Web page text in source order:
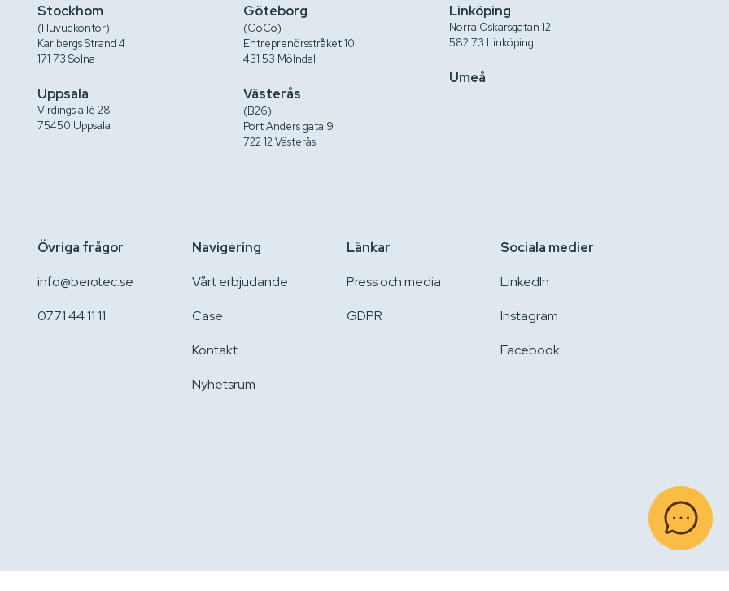
Stockhom
(Huvudkontor)
Karlbergs Strand 4
171 73 Solna
Uppsala
Virdings allé 28
75450 Uppsala
Göteborg
(GoCo)
Entreprenörsstråket 10
431 53 Mölndal
Västerås
(B26)
Port Anders gata 9
722 12 Västerås
Linköping
Norra Oskarsgatan 12
582 73 Linköping
Umeå
Övriga frågor
info@berotec.se
0771 44 11 11
Navigering
Vårt erbjudande
Case
Kontakt
Nyhetsrum
Länkar
Press och media
GDPR
Sociala medier
LinkedIn
Instagram
Facebook